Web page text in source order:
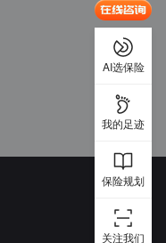
AI选保险
我的足迹
保险规划
关注我们